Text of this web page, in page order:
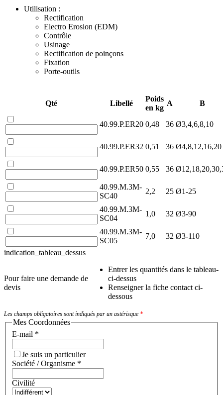
Utilisation :
Rectification
Electro Erosion (EDM)
Contrôle
Usinage
Rectification de poinçons
Fixation
Porte-outils
Qté Libellé
Poids
en kg
A B
40.99.P.ER20 0,48 36 Ø3,4,6,8,10
40.99.P.ER32 0,51 36 Ø4,8,12,16,20
40.99.P.ER50 0,55 36
40.99.M.3M-
SC40
2,2 25 Ø1-25
40.99.M.3M-
SC04
1,0 32 Ø3-90
40.99.M.3M-
SC05
7,0 32 Ø3-110
indication_tableau_dessus
Pour faire une demande de
devis
Entrer les quantités dans le tableau-
ci-dessus
Renseigner la fiche contact ci-
dessous
Les champs obligatoires sont indiqués par un astérisque *
Mes Coordonnées
E-mail *
Je suis un particulier
Société / Organisme *
Civilité